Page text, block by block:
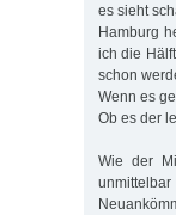
es sieht
Hamburg
ich die
schon
Wenn es
Ob es der
Wie der